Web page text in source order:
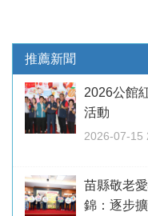
推薦新聞
2026公館
活動
2026-07-15
苗縣敬老
錦：逐步